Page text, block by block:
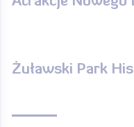
Żuławski Park